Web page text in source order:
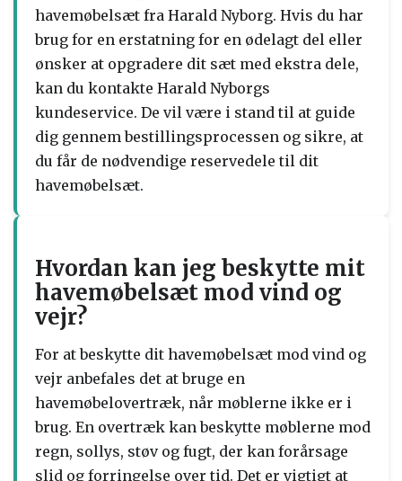
havemøbelsæt fra Harald Nyborg. Hvis du har
brug for en erstatning for en ødelagt del eller
ønsker at opgradere dit sæt med ekstra dele,
kan du kontakte Harald Nyborgs
kundeservice. De vil være i stand til at guide
dig gennem bestillingsprocessen og sikre, at
du får de nødvendige reservedele til dit
havemøbelsæt.
Hvordan kan jeg beskytte mit
havemøbelsæt mod vind og
vejr?
For at beskytte dit havemøbelsæt mod vind og
vejr anbefales det at bruge en
havemøbelovertræk, når møblerne ikke er i
brug. En overtræk kan beskytte møblerne mod
regn, sollys, støv og fugt, der kan forårsage
slid og forringelse over tid. Det er vigtigt at